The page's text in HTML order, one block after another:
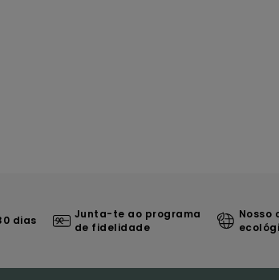
dias
Junta-te ao programa
de fidelidade
Nosso